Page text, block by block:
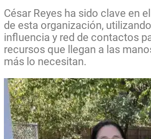
César Reyes ha sido clave en
de esta organización,
influencia y red de contactos
recursos que llegan a las
más lo necesitan.